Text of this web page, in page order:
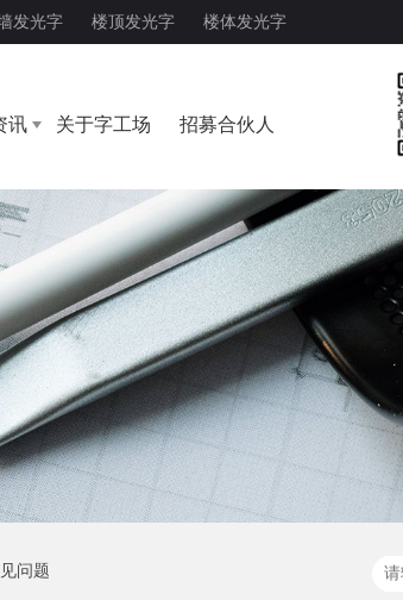
发光字 楼顶发光字 楼体发光字
讯 关于字工场 招募合伙人
问题